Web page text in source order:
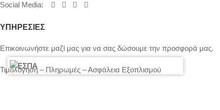
Social Media:
ΥΠΗΡΕΣΙΕΣ
Επικοινωνήστε μαζί μας για να σας δώσουμε την προσφορά μας.
Τιμολόγηση – Πληρωμές – Ασφάλεια Εξοπλισμού